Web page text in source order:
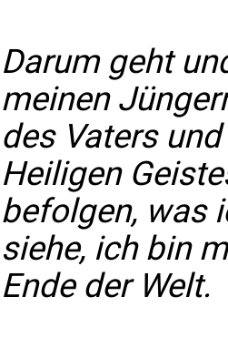
Darum geht
meinen
des Vaters
Heiligen
befolgen, was
siehe, ich bin
Ende der Welt.